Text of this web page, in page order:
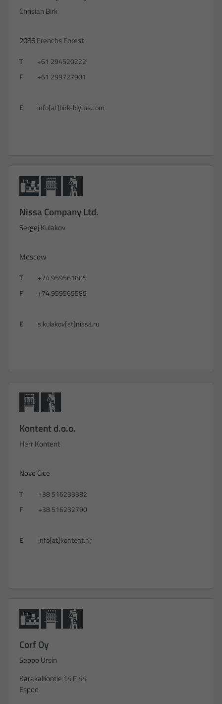
Chrisian Birk
2086 Frenchs Forest
T
+61 294520222
F
+61 299727901
E info[at]birk-blyme.com
Nissa Company Ltd.
Sergej Kulakov
Moscow
T
+74 959561805
F
+74 959569589
E s.kulakov[at]nissa.ru
Kontent d.o.o.
Herr Kontent
Novo Cice
T
+38 516233382
F
+38 516232790
E info[at]kontent.hr
Corf Oy
Seppo Ursin
Karakalliontie 14 F 44
Espoo